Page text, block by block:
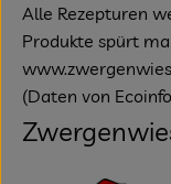
Alle Rezepturen
Produkte spürt
(Daten von